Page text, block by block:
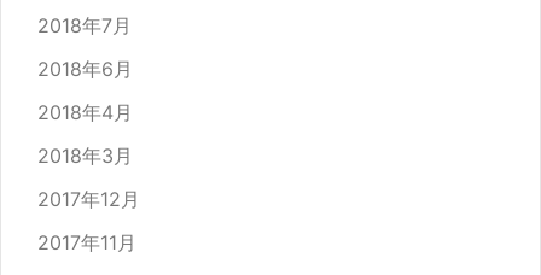
2018年7月
2018年6月
2018年4月
2018年3月
2017年12月
2017年11月